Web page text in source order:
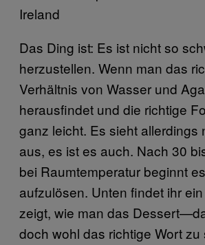
Das Ding ist: Es ist nicht so
herzustellen. Wenn man das
Verhältnis von Wasser und
herausfindet und die richtige
ganz leicht. Es sieht allerdings
aus, es ist es auch. Nach 30
bei Raumtemperatur beginnt
aufzulösen. Unten findet ihr
zeigt, wie man das
doch wohl das richtige Wort